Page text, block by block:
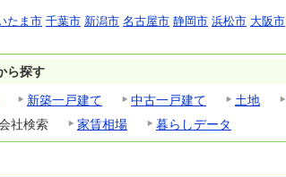
たま市 千葉市 新潟市 名古屋市 静岡市 浜松市 大阪市
ら探す
新築一戸建て 中古一戸建て 土地
社検索 家賃相場 暮らしデータ